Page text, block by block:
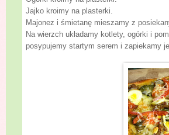
Jajko kroimy na plasterki.
Majonez i śmietanę mieszamy z
Na wierzch układamy kotlety, ogórki i
posypujemy startym serem i zapiekamy